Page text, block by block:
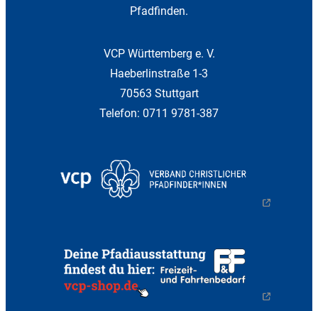
Pfadfinden.
VCP Württemberg e. V.
Haeberlinstraße 1-3
70563 Stuttgart
Telefon: 0711 9781-387